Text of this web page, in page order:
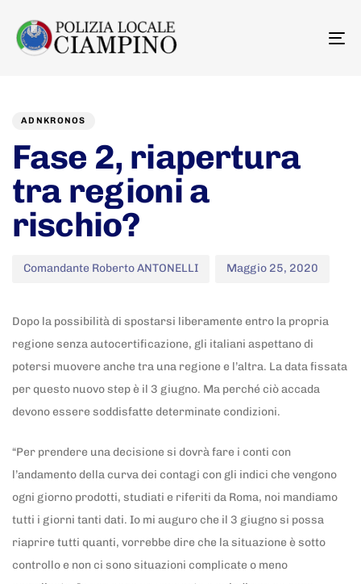
ADNKRONOS
Fase 2, riapertura
tra regioni a
rischio?
Comandante Roberto ANTONELLI Maggio 25, 2020
Dopo la possibilità di spostarsi liberamente entro la propria
regione senza autocertificazione, gli italiani aspettano di
potersi muovere anche tra una regione e l’altra. La data fissata
per questo nuovo step è il 3 giugno. Ma perché ciò accada
devono essere soddisfatte determinate condizioni.
“Per prendere una decisione si dovrà fare i conti con
l’andamento della curva dei contagi con gli indici che vengono
ogni giorno prodotti, studiati e riferiti da Roma, noi mandiamo
tutti i giorni tanti dati. Io mi auguro che il 3 giugno si possa
riaprire tutti quanti, vorrebbe dire che la situazione è sotto
controllo e non ci sono situazioni complicate o meno